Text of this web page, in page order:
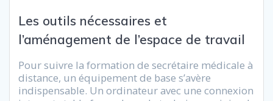
Les outils nécessaires et
l’aménagement de l’espace de travail
Pour suivre la formation de secrétaire médicale à
distance, un équipement de base s’avère
indispensable. Un ordinateur avec une connexion